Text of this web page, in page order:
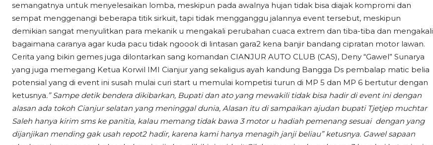
semangatnya untuk menyelesaikan lomba, meskipun pada awalnya hujan tidak bisa diajak kompromi dan
sempat menggenangi beberapa titik sirkuit, tapi tidak mengganggu jalannya event tersebut, meskipun
demikian sangat menyulitkan para mekanik u mengakali perubahan cuaca extrem dan tiba-tiba dan mengakali
bagaimana caranya agar kuda pacu tidak ngoook di lintasan gara2 kena banjir bandang cipratan motor lawan.
Cerita yang bikin gemes juga dilontarkan sang komandan CIANJUR AUTO CLUB (CAS), Deny “Gawel” Sunarya
yang juga memegang Ketua Korwil IMI Cianjur yang sekaligus ayah kandung Bangga Ds pembalap matic belia
potensial yang di event ini susah mulai curi start u memulai kompetisi turun di MP 5 dan MP 6 bertutur dengan
ketusnya.” Sampe detik bendera dikibarkan, Bupati dan ato yang mewakili tidak bisa hadir di event ini dengan
alasan ada tokoh Cianjur selatan yang meninggal dunia, Alasan itu di sampaikan ajudan bupati Tjetjep muchtar
Saleh hanya kirim sms ke panitia, kalau memang tidak bawa 3 motor u hadiah pemenang sesuai dengan yang
dijanjikan mending gak usah repot2 hadir, karena kami hanya menagih janji beliau” ketusnya. Gawel sapaan